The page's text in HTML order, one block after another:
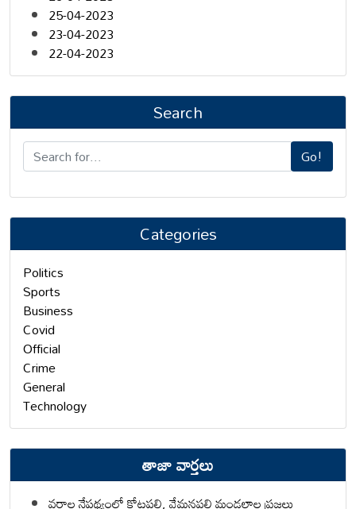
25-04-2023
23-04-2023
22-04-2023
Search
Go!
Categories
Politics
Sports
Business
Covid
Official
Crime
General
Technology
తాజా వార్తలు
వర్షాల నేపథ్యంలో కోటపల్లి, వేమనపల్లి మండలాల ప్రజలు